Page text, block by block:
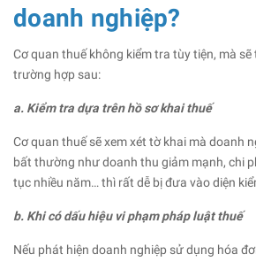
doanh nghiệp?
Cơ quan thuế không kiểm tra tùy tiện, mà
trường hợp sau:
a. Kiểm tra dựa trên hồ sơ khai thuế
Cơ quan thuế sẽ xem xét tờ khai mà doanh
bất thường như doanh thu giảm mạnh, chi
tục nhiều năm… thì rất dễ bị đưa vào diện
b. Khi có dấu hiệu vi phạm pháp luật thuế
Nếu phát hiện doanh nghiệp sử dụng hóa